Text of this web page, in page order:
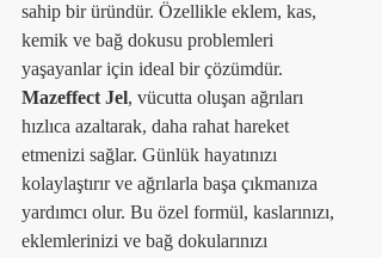
sahip bir üründür. Özellikle eklem, kas,
kemik ve bağ dokusu problemleri
yaşayanlar için ideal bir çözümdür.
Mazeffect Jel, vücutta oluşan ağrıları
hızlıca azaltarak, daha rahat hareket
etmenizi sağlar. Günlük hayatınızı
kolaylaştırır ve ağrılarla başa çıkmanıza
yardımcı olur. Bu özel formül, kaslarınızı,
eklemlerinizi ve bağ dokularınızı